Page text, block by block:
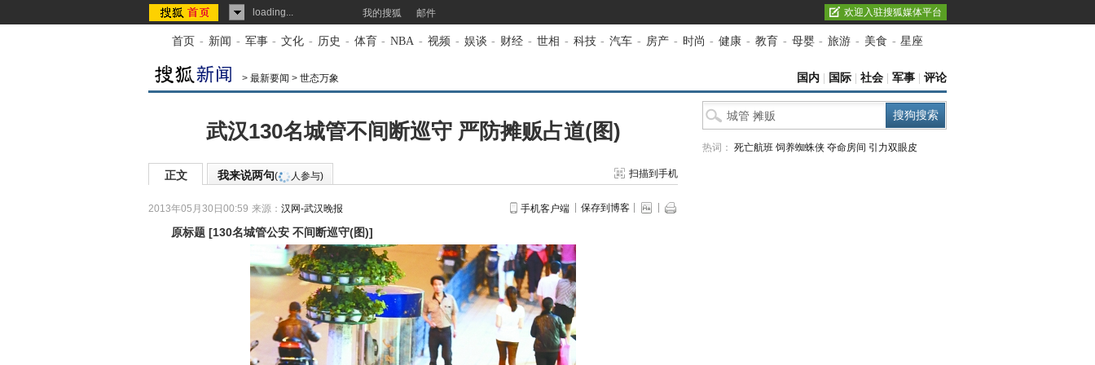
loading... 我的搜狐 邮件 欢迎入驻搜狐媒体平台
首页 - 新闻 - 军事 - 文化 - 历史 - 体育 - NBA - 视频 - 娱谈 - 财经 - 世相 - 科技 - 汽车 - 房产 - 时尚 - 健康 - 教育 - 母婴 - 旅游 - 美食 - 星座
> 最新要闻 > 世态万象 国内 国际 社会 军事 评论
武汉130名城管不间断巡守 严防摊贩占道(图)
正文 我来说两句( 人参与) 扫描到手机
2013年05月30日00:59 来源： 汉网-武汉晚报 手机客户端 保存到博客
原标题 [130名城管公安 不间断巡守(图)]
热词： 死亡航班 饲养蜘蛛侠 夺命房间 引力双眼皮